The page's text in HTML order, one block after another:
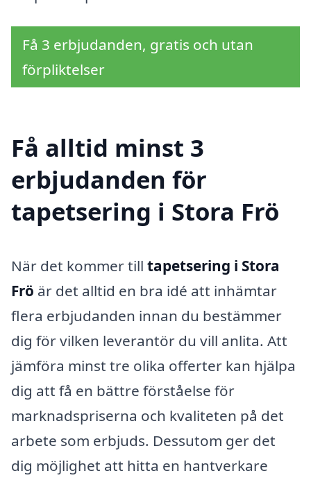
Få 3 erbjudanden, gratis och utan
förpliktelser
Få alltid minst 3
erbjudanden för
tapetsering i Stora Frö
När det kommer till tapetsering i Stora
Frö är det alltid en bra idé att inhämtar
flera erbjudanden innan du bestämmer
dig för vilken leverantör du vill anlita. Att
jämföra minst tre olika offerter kan hjälpa
dig att få en bättre förståelse för
marknadspriserna och kvaliteten på det
arbete som erbjuds. Dessutom ger det
dig möjlighet att hitta en hantverkare